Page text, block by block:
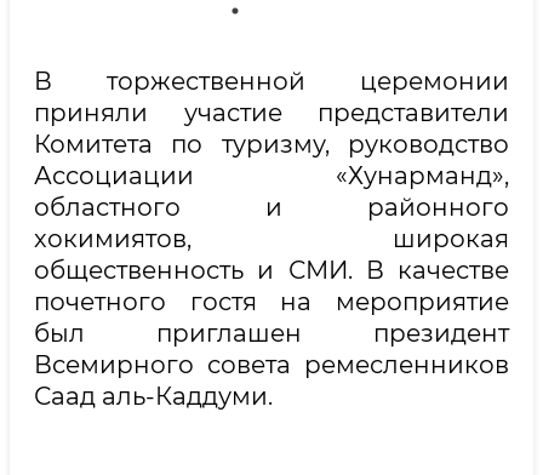
В торжественной церемонии
приняли участие представители
Комитета по туризму, руководство
Ассоциации «Хунарманд»,
областного и районного
хокимиятов, широкая
общественность и СМИ. В качестве
почетного гостя на мероприятие
был приглашен президент
Всемирного совета ремесленников
Саад аль-Каддуми.